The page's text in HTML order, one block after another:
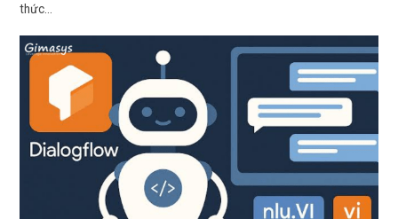
thức…